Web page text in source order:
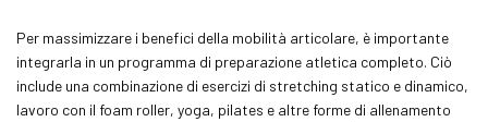
Per massimizzare i benefici della mobilità articolare, è importante
integrarla in un programma di preparazione atletica completo. Ciò
include una combinazione di esercizi di stretching statico e dinamico,
lavoro con il foam roller, yoga, pilates e altre forme di allenamento